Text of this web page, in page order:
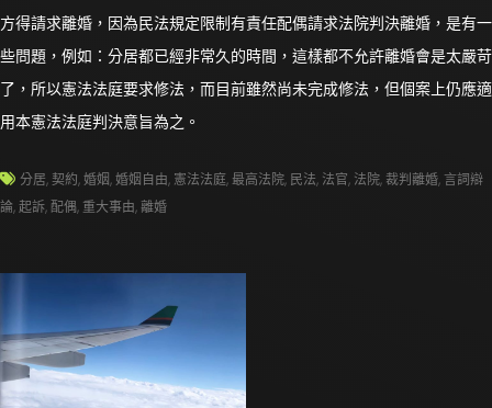
方得請求離婚，因為民法規定限制有責任配偶請求法院判決離婚，是有一
些問題，例如：分居都已經非常久的時間，這樣都不允許離婚會是太嚴苛
了，所以憲法法庭要求修法，而目前雖然尚未完成修法，但個案上仍應適
用本憲法法庭判決意旨為之。
分居, 契約,婚姻,婚姻自由, 憲法法庭,最高法院, 民法, 法官, 法院,裁判離婚,言詞辯
論,起訴,配偶, 重大事由,離婚